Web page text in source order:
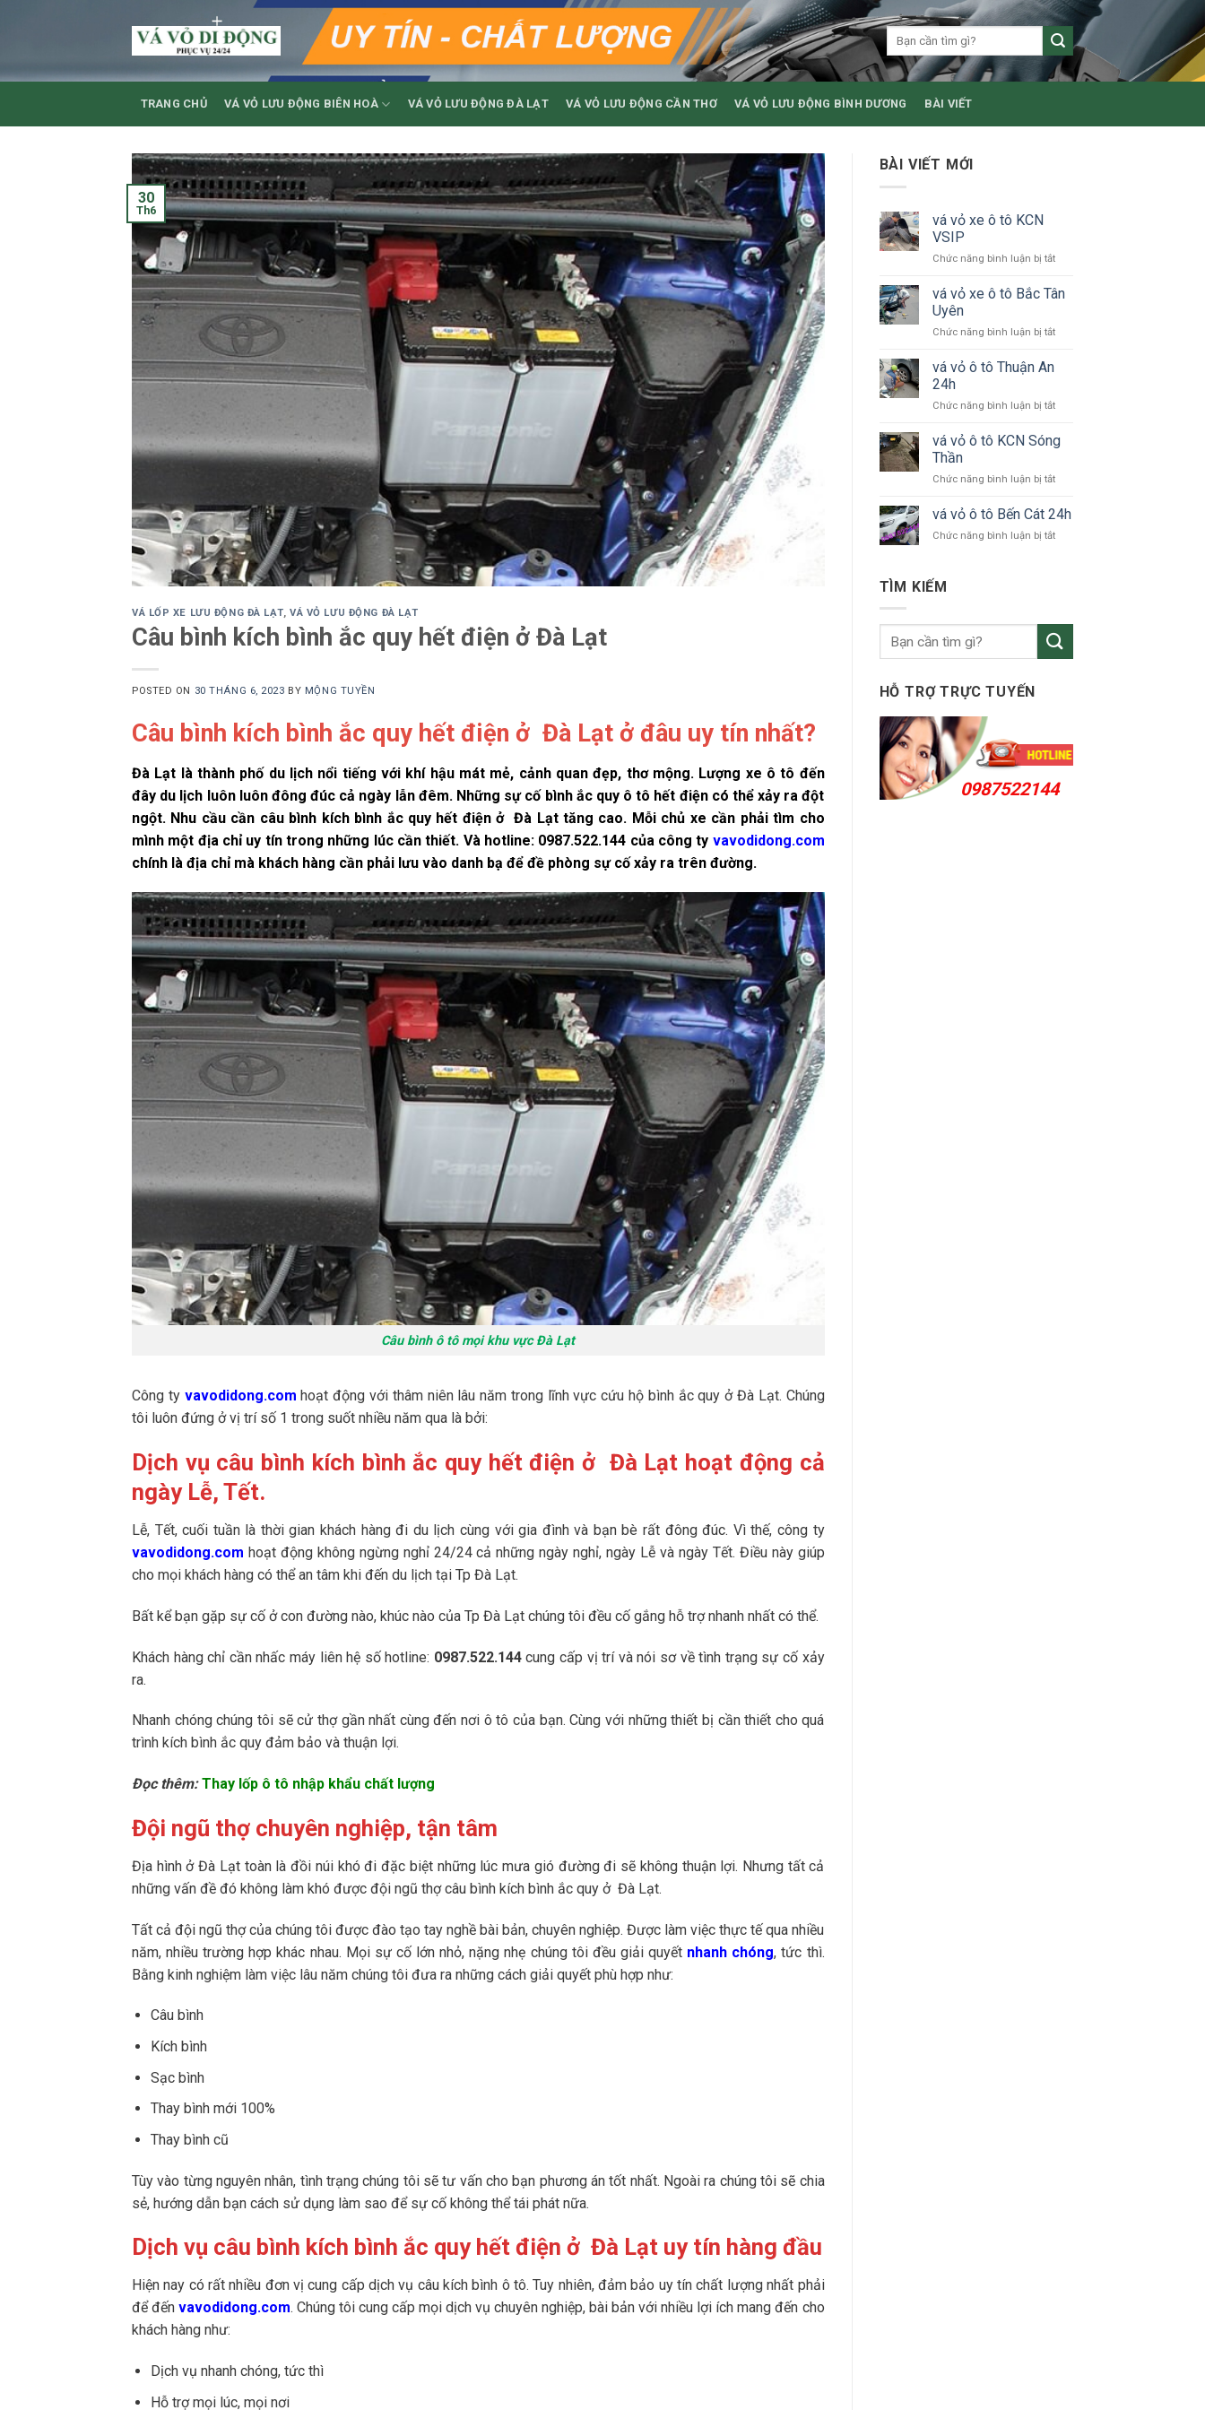
TRANG CHỦ VÁ VỎ LƯU ĐỘNG BIÊN HOÀ VÁ VỎ LƯU ĐỘNG ĐÀ LẠT VÁ VỎ LƯU ĐỘNG CẦN THƠ VÁ VỎ LƯU ĐỘNG BÌNH DƯƠNG BÀI VIẾT
30
Th6
VÁ LỐP XE LƯU ĐỘNG ĐÀ LẠT ,VÁ VỎ LƯU ĐỘNG ĐÀ LẠT
Câu bình kích bình ắc quy hết điện ở Đà Lạt
POSTED ON 30 THÁNG 6, 2023 BY MỘNG TUYỀN
Câu bình kích bình ắc quy hết điện ở Đà Lạt ở đâu uy tín nhất?
Đà Lạt là thành phố du lịch nổi tiếng với khí hậu mát mẻ, cảnh quan đẹp, thơ mộng. Lượng xe ô tô đến
đây du lịch luôn luôn đông đúc cả ngày lẫn đêm. Những sự cố bình ắc quy ô tô hết điện có thể xảy ra đột
ngột. Nhu cầu cần câu bình kích bình ắc quy hết điện ở Đà Lạt tăng cao. Mỗi chủ xe cần phải tìm cho
mình một địa chỉ uy tín trong những lúc cần thiết. Và hotline: 0987.522.144 của công ty vavodidong.com
chính là địa chỉ mà khách hàng cần phải lưu vào danh bạ để đề phòng sự cố xảy ra trên đường.
Câu bình ô tô mọi khu vực Đà Lạt
Công ty vavodidong.com hoạt động với thâm niên lâu năm trong lĩnh vực cứu hộ bình ắc quy ở Đà Lạt. Chúng
tôi luôn đứng ở vị trí số 1 trong suốt nhiều năm qua là bởi:
Dịch vụ câu bình kích bình ắc quy hết điện ở Đà Lạt hoạt động cả
ngày Lễ, Tết.
Lễ, Tết, cuối tuần là thời gian khách hàng đi du lịch cùng với gia đình và bạn bè rất đông đúc. Vì thế, công ty
vavodidong.com hoạt động không ngừng nghỉ 24/24 cả những ngày nghỉ, ngày Lễ và ngày Tết. Điều này giúp
cho mọi khách hàng có thể an tâm khi đến du lịch tại Tp Đà Lạt.
Bất kể bạn gặp sự cố ở con đường nào, khúc nào của Tp Đà Lạt chúng tôi đều cố gắng hỗ trợ nhanh nhất có thể.
Khách hàng chỉ cần nhấc máy liên hệ số hotline: 0987.522.144cung cấp vị trí và nói sơ về tình trạng sự cố xảy
ra.
Nhanh chóng chúng tôi sẽ cử thợ gần nhất cùng đến nơi ô tô của bạn. Cùng với những thiết bị cần thiết cho quá
trình kích bình ắc quy đảm bảo và thuận lợi.
Đọc thêm: Thay lốp ô tô nhập khẩu chất lượng
Đội ngũ thợ chuyên nghiệp, tận tâm
Địa hình ở Đà Lạt toàn là đồi núi khó đi đặc biệt những lúc mưa gió đường đi sẽ không thuận lợi. Nhưng tất cả
những vấn đề đó không làm khó được đội ngũ thợ câu bình kích bình ắc quy ở Đà Lạt.
Tất cả đội ngũ thợ của chúng tôi được đào tạo tay nghề bài bản, chuyên nghiệp. Được làm việc thực tế qua nhiều
năm, nhiều trường hợp khác nhau. Mọi sự cố lớn nhỏ, nặng nhẹ chúng tôi đều giải quyết nhanh chóng, tức thì.
Bằng kinh nghiệm làm việc lâu năm chúng tôi đưa ra những cách giải quyết phù hợp như:
Câu bình
Kích bình
Sạc bình
Thay bình mới 100%
Thay bình cũ
Tùy vào từng nguyên nhân, tình trạng chúng tôi sẽ tư vấn cho bạn phương án tốt nhất. Ngoài ra chúng tôi sẽ chia
sẻ, hướng dẫn bạn cách sử dụng làm sao để sự cố không thể tái phát nữa.
Dịch vụ câu bình kích bình ắc quy hết điện ở Đà Lạt uy tín hàng đầu
Hiện nay có rất nhiều đơn vị cung cấp dịch vụ câu kích bình ô tô. Tuy nhiên, đảm bảo uy tín chất lượng nhất phải
để đếnvavodidong.com. Chúng tôi cung cấp mọi dịch vụ chuyên nghiệp, bài bản với nhiều lợi ích mang đến cho
khách hàng như:
Dịch vụ nhanh chóng, tức thì
Hỗ trợ mọi lúc, mọi nơi
BÀI VIẾT MỚI
vá vỏ xe ô tô KCN
VSIP
Chức năng bình luận bị tắtở
vỏ
tô
vá vỏ xe ô tô Bắc Tân
Uyên
Chức năng bình luận bị tắtở
tô
Tân
vá vỏ ô tô Thuận An
24h
Chức năng bình luận bị tắtở
ô
Thuận
24h
vá vỏ ô tô KCN Sóng
Thần
Chức năng bình luận bị tắtở
vỏ
tô
vá vỏ ô tô Bến Cát 24h
Chức năng bình luận bị tắtở
Cát
24h
TÌM KIẾM
HỖ TRỢ TRỰC TUYẾN
0987522144